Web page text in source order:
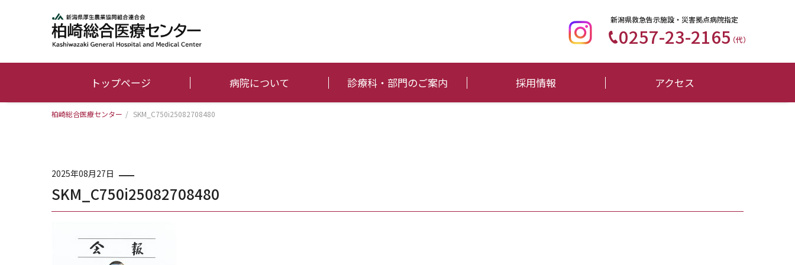
新潟県救急告示施設・災害拠点病院指定
0257-23-2165（代）
トップページ 病院について 診療科・部門のご案内 採用情報 アクセス
柏崎総合医療センター / SKM_C750i25082708480
2025年08月27日
SKM_C750i25082708480